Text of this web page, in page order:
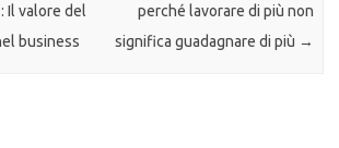
Il valore del
business
perché lavorare di più non
significa guadagnare di più →